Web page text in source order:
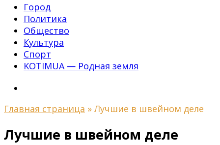
Город
Политика
Общество
Культура
Спорт
KOTIMUA — Родная земля
Главная страница »Лучшие в швейном деле
Лучшие в швейном деле